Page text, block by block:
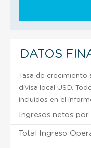
DATOS
Tasa de crecimiento
divisa local USD.
incluidos en el
Ingresos netos por
Total Ingreso